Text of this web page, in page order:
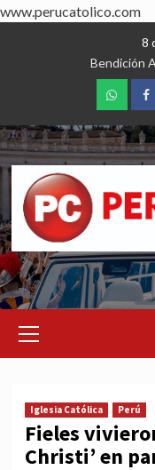
www.perucatolico.com
8
Bendición
Menu
Iglesia Católica Perú
Fieles
Christi’ en